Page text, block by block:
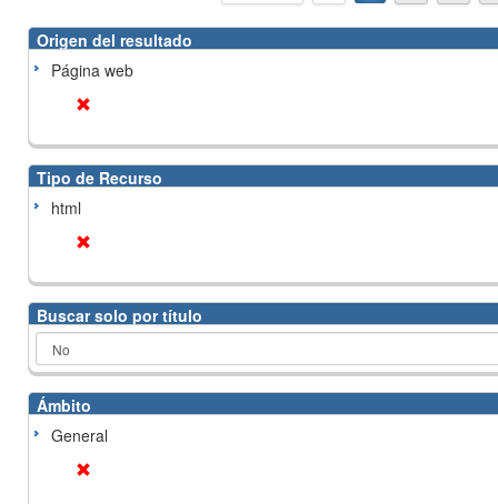
Origen del resultado
Página web
Tipo de Recurso
html
Buscar solo por título
Ámbito
General